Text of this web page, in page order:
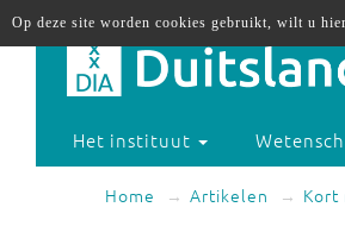
Het instituut
Home Artikelen Kort
Op deze site worden cookies gebruikt, wilt u